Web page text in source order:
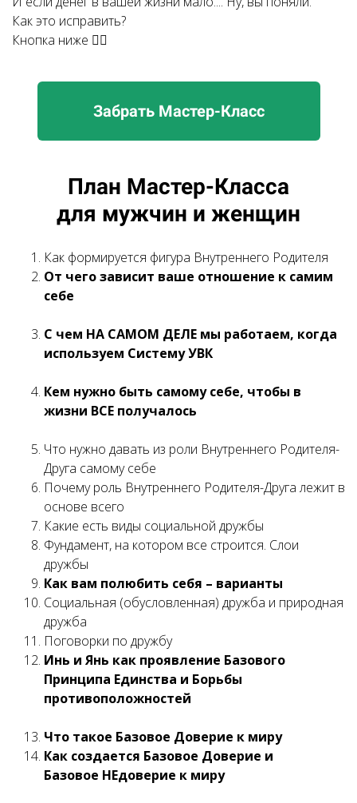
Как это исправить?
Кнопка ниже 👇🏻
Забрать Мастер-Класс
План Мастер-Класса
для мужчин и женщин
Как формируется фигура Внутреннего Родителя
От чего зависит ваше отношение к самим
себе
С чем НА САМОМ ДЕЛЕ мы работаем, когда
используем Систему УВК
Кем нужно быть самому себе, чтобы в
жизни ВСЕ получалось
Что нужно давать из роли Внутреннего Родителя-
Друга самому себе
Почему роль Внутреннего Родителя-Друга лежит в
основе всего
Какие есть виды социальной дружбы
Фундамент, на котором все строится. Слои
дружбы
Как вам полюбить себя – варианты
Социальная (обусловленная) дружба и природная
дружба
Поговорки по дружбу
Инь и Янь как проявление Базового
Принципа Единства и Борьбы
противоположностей
Что такое Базовое Доверие к миру
Как создается Базовое Доверие и
Базовое НЕдоверие к миру